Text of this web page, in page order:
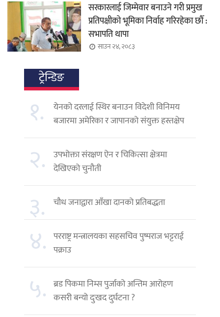
सरकारलाई जिम्मेवार बनाउने गरी प्रमुख
प्रतिपक्षीको भूमिका निर्वाह गरिरहेका छौँ :
सभापति थापा
साउन २४, २०८३
ट्रेन्डिङ
१.
येनको दरलाई स्थिर बनाउन विदेशी विनिमय
बजारमा अमेरिका र जापानको संयुक्त हस्तक्षेप
२. उपभोक्ता संरक्षण ऐन र चिकित्सा क्षेत्रमा
देखिएको चुनौती
३. चौध जनाद्वारा आँखा दानको प्रतिबद्धता
४. परराष्ट्र मन्त्रालयका सहसचिव पुष्पराज भट्टराई
पक्राउ
५. ब्रड पिकमा निम्स पुर्जाको अन्तिम आरोहण
कसरी बन्यो दुःखद दुर्घटना ?